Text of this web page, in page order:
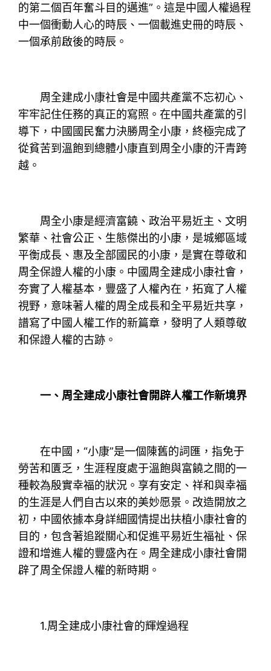
的第二個百年奮斗目的邁進”。這是中國人權過程
中一個衝動人心的時辰、一個載進史冊的時辰、
一個承前啟後的時辰。
周全建成小康社會是中國共產黨不忘初心、
牢牢記住任務的真正的寫照。在中國共產黨的引
導下，中國國民奮力決勝周全小康，終極完成了
從貧苦到溫飽到總體小康直到周全小康的汗青跨
越。
周全小康是經濟富饒、政治平易近主、文明
繁華、社會公正、生態傑出的小康，是城鄉區域
平衡成長、惠及全部國民的小康，是實在尊敬和
周全保證人權的小康。中國周全建成小康社會，
夯實了人權基本，豐盛了人權內在，拓寬了人權
視野，意味著人權的周全成長和全平易近共享，
譜寫了中國人權工作的新篇章，發明了人類尊敬
和保證人權的古跡。
一、周全建成小康社會開辟人權工作新境界
在中國，“小康”是一個陳舊的詞匯，指免于
勞苦和匱乏，生涯程度處于溫飽與富饒之間的一
種較為殷實幸福的狀況。享有安定、祥和與幸福
的生涯是人們自古以來的美妙愿景。改造開放之
初，中國依據本身詳細國情提出扶植小康社會的
目的，包含著追蹤關心和促進平易近生福祉、保
證和增進人權的豐盛內在。周全建成小康社會開
辟了周全保證人權的新時期。
1.周全建成小康社會的輝煌過程